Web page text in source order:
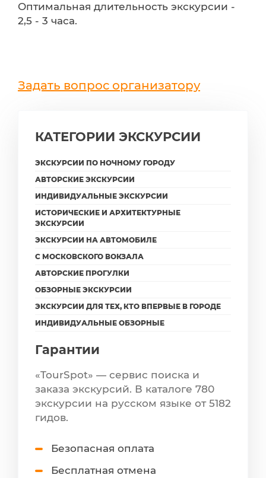
Оптимальная длительность экскурсии -
2,5 - 3 часа.
Задать вопрос организатору
КАТЕГОРИИ ЭКСКУРСИИ
ЭКСКУРСИИ ПО НОЧНОМУ ГОРОДУ
АВТОРСКИЕ ЭКСКУРСИИ
ИНДИВИДУАЛЬНЫЕ ЭКСКУРСИИ
ИСТОРИЧЕСКИЕ И АРХИТЕКТУРНЫЕ
ЭКСКУРСИИ
ЭКСКУРСИИ НА АВТОМОБИЛЕ
С МОСКОВСКОГО ВОКЗАЛА
АВТОРСКИЕ ПРОГУЛКИ
ОБЗОРНЫЕ ЭКСКУРСИИ
ЭКСКУРСИИ ДЛЯ ТЕХ, КТО ВПЕРВЫЕ В ГОРОДЕ
ИНДИВИДУАЛЬНЫЕ ОБЗОРНЫЕ
Гарантии
«TourSpot» — сервис поиска и
заказа экскурсий. В каталоге 780
экскурсии на русском языке от 5182
гидов.
Безопасная оплата
Бесплатная отмена